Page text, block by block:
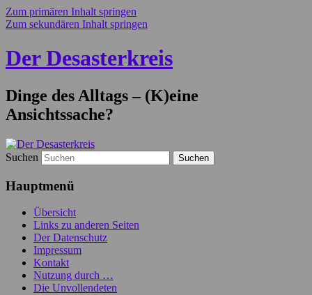
Zum primären Inhalt springen
Zum sekundären Inhalt springen
Der Desasterkreis
Dinge des Alltags – (K)eine
Ansichtssache?
Suchen
Hauptmenü
Übersicht
Links zu anderen Seiten
Der Datenschutz
Impressum
Kontakt
Nutzung durch …
Die Unvollendeten